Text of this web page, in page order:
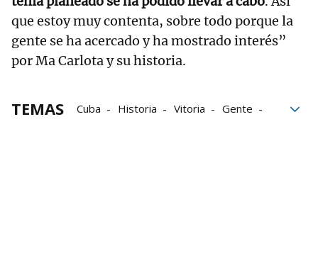
que estoy muy contenta, sobre todo porque la
gente se ha acercado y ha mostrado interés”
por Ma Carlota y su historia.
TEMAS Cuba Historia Vitoria
Gente